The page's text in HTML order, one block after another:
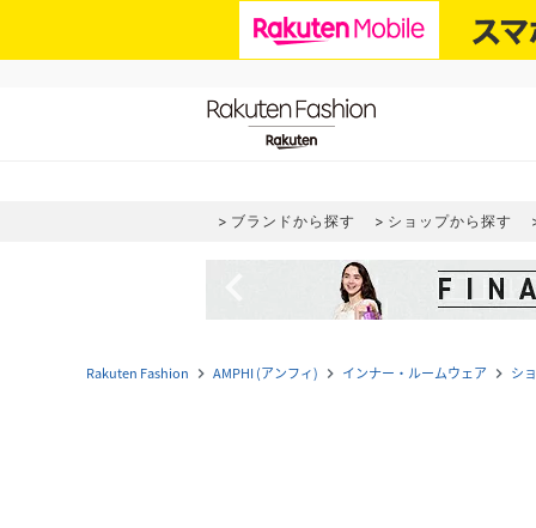
ブランドから探す ショップから探す
Rakuten Fashion navigate_next AMPHI (アンフィ) navigate_next インナー・ルームウェア navigate_next シ